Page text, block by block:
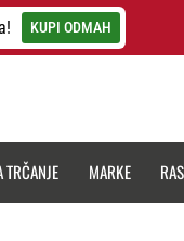
KUPI ODMAH
TRČANJE MARKE